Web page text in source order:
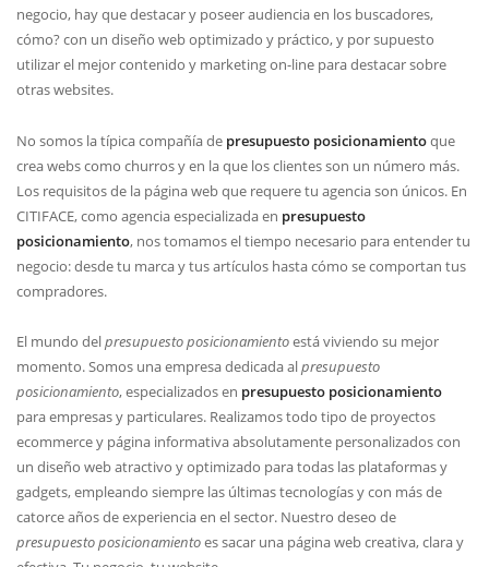
negocio, hay que destacar y poseer audiencia en los buscadores,
cómo? con un diseño web optimizado y práctico, y por supuesto
utilizar el mejor contenido y marketing on-line para destacar sobre
otras websites.
No somos la típica compañía de presupuesto posicionamientoque
crea webs como churros y en la que los clientes son un número más.
Los requisitos de la página web que requere tu agencia son únicos. En
CITIFACE, como agencia especializada en presupuesto
posicionamiento, nos tomamos el tiempo necesario para entender tu
negocio: desde tu marca y tus artículos hasta cómo se comportan tus
compradores.
El mundo delpresupuesto posicionamientoestá viviendo su mejor
momento. Somos una empresa dedicada alpresupuesto
posicionamiento, especializados en presupuesto posicionamiento
para empresas y particulares. Realizamos todo tipo de proyectos
ecommerce y página informativa absolutamente personalizados con
un diseño web atractivo y optimizado para todas las plataformas y
gadgets, empleando siempre las últimas tecnologías y con más de
catorce años de experiencia en el sector. Nuestro deseo de
presupuesto posicionamientoes sacar una página web creativa, clara y